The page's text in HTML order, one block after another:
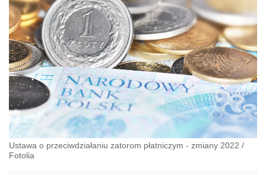
Ustawa o przeciwdziałaniu zatorom płatniczym - zmiany 2022 /
Fotolia